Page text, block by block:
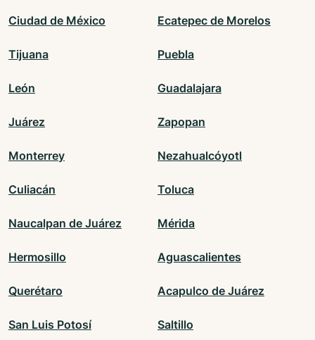
Ciudad de México Ecatepec de Morelos
Tijuana Puebla
León Guadalajara
Juárez Zapopan
Monterrey Nezahualcóyotl
Culiacán Toluca
Naucalpan de Juárez Mérida
Hermosillo Aguascalientes
Querétaro Acapulco de Juárez
San Luis Potosí Saltillo